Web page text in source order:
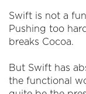
Swift is not a
Pushing too
breaks Cocoa.
But Swift has
the functional